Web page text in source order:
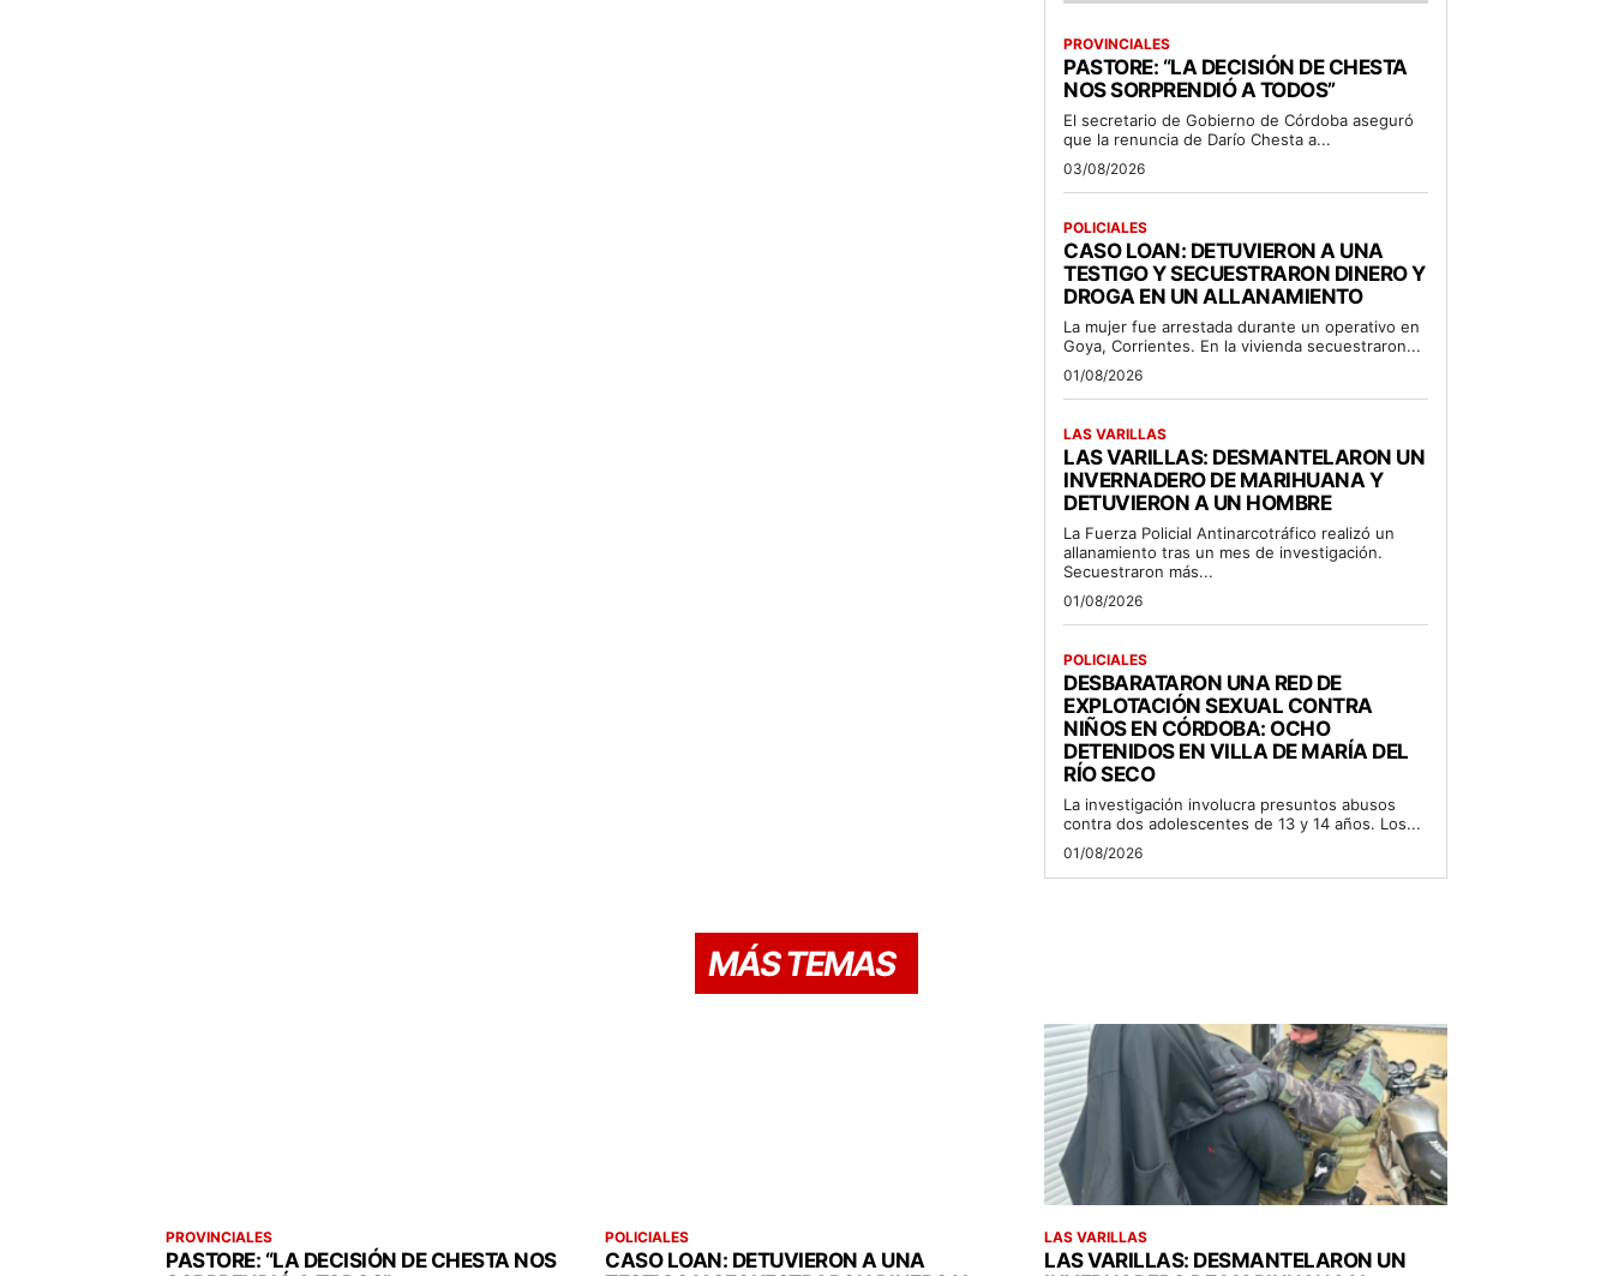
PROVINCIALES
PASTORE: “LA DECISIÓN DE CHESTA
NOS SORPRENDIÓ A TODOS”
El secretario de Gobierno de Córdoba aseguró
que la renuncia de Darío Chesta a...
03/08/2026
POLICIALES
CASO LOAN: DETUVIERON A UNA
TESTIGO Y SECUESTRARON DINERO Y
DROGA EN UN ALLANAMIENTO
La mujer fue arrestada durante un operativo en
Goya, Corrientes. En la vivienda secuestraron...
01/08/2026
LAS VARILLAS
LAS VARILLAS: DESMANTELARON UN
INVERNADERO DE MARIHUANA Y
DETUVIERON A UN HOMBRE
La Fuerza Policial Antinarcotráfico realizó un
allanamiento tras un mes de investigación.
Secuestraron más...
01/08/2026
POLICIALES
DESBARATARON UNA RED DE
EXPLOTACIÓN SEXUAL CONTRA
NIÑOS EN CÓRDOBA: OCHO
DETENIDOS EN VILLA DE MARÍA DEL
RÍO SECO
La investigación involucra presuntos abusos
contra dos adolescentes de 13 y 14 años. Los...
01/08/2026
MÁS TEMAS
PROVINCIALES
PASTORE: “LA DECISIÓN DE CHESTA NOS
POLICIALES
CASO LOAN: DETUVIERON A UNA
LAS VARILLAS
LAS VARILLAS: DESMANTELARON UN